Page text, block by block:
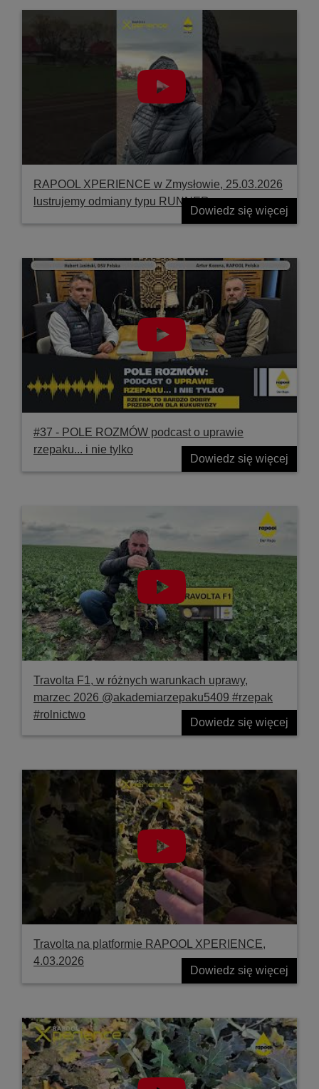
RAPOOL XPERIENCE w Zmysłowie, 25.03.2026
lustrujemy odmiany typu RUNNER
Dowiedz się więcej
#37 ‐ POLE ROZMÓW podcast o uprawie
rzepaku... i nie tylko
Dowiedz się więcej
Travolta F1, w różnych warunkach uprawy,
marzec 2026 @akademiarzepaku5409 #rzepak
#rolnictwo
Dowiedz się więcej
Travolta na platformie RAPOOL XPERIENCE,
4.03.2026
Dowiedz się więcej